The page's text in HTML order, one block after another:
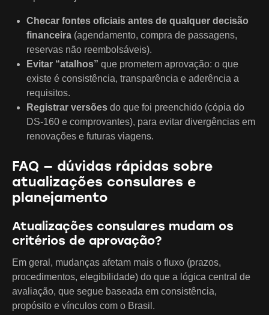
Checar fontes oficiais antes de qualquer decisão
financeira (agendamento, compra de passagens,
reservas não reembolsáveis).
Evitar “atalhos” que prometem aprovação: o que
existe é consistência, transparência e aderência a
requisitos.
Registrar versões do que foi preenchido (cópia do
DS-160 e comprovantes), para evitar divergências em
renovações e futuras viagens.
FAQ — dúvidas rápidas sobre
atualizações consulares e
planejamento
Atualizações consulares mudam os
critérios de aprovação?
Em geral, mudanças afetam mais o fluxo (prazos,
procedimentos, elegibilidade) do que a lógica central de
avaliação, que segue baseada em consistência,
propósito e vínculos com o Brasil.